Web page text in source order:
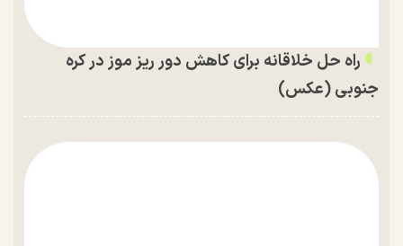
راه حل خلاقانه برای کاهش دور ریز موز در کره
جنوبی (عکس)